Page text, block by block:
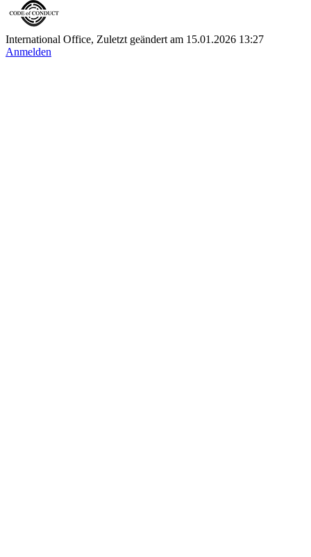
International Office, Zuletzt geändert am 15.01.2026 13:27
Anmelden